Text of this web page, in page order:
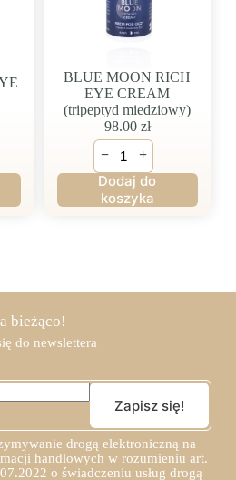
BLUE MOON RICH
EYE CREAM
(tripeptyd miedziowy)
98.00 zł
ilość
BLUE
MOON
RICH
EYE
− +
Dodaj do
koszyka
bieżąco!
do newslettera
drogą elektroniczną na
handlowych w rozumieniu art.
o świadczeniu usług drogą